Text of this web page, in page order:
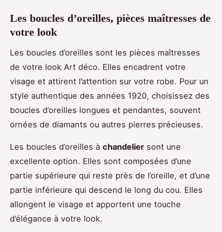
Les boucles d’oreilles, pièces maîtresses de
votre look
Les boucles d’oreilles sont les pièces maîtresses
de votre look Art déco. Elles encadrent votre
visage et attirent l’attention sur votre robe. Pour un
style authentique des années 1920, choisissez des
boucles d’oreilles longues et pendantes, souvent
ornées de diamants ou autres pierres précieuses.
Les boucles d’oreilles à chandelier sont une
excellente option. Elles sont composées d’une
partie supérieure qui reste près de l’oreille, et d’une
partie inférieure qui descend le long du cou. Elles
allongent le visage et apportent une touche
d’élégance à votre look.